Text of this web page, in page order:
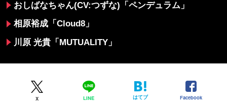
おしばなちゃん(CV:つずな)「ペンデュラム」
相原裕成「Cloud8」
川原 光貴「MUTUALITY」
X LINE はてブ Facebook